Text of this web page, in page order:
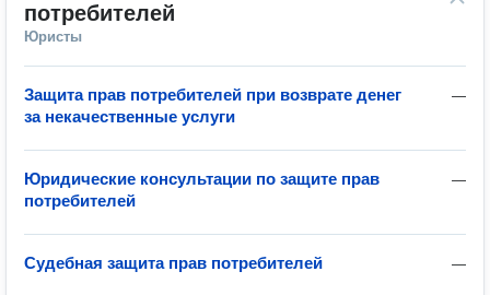
потребителей
Юристы
—
Защита прав потребителей при возврате денег
за некачественные услуги
—
Юридические консультации по защите прав
потребителей
—
Судебная защита прав потребителей